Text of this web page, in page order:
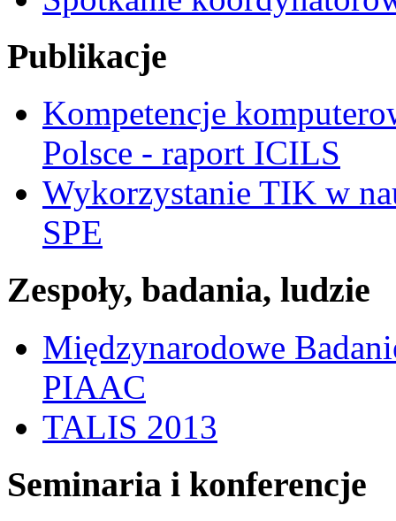
Publikacje
Kompetencje
Polsce - raport ICILS
Wykorzystanie TIK w
SPE
Zespoły, badania, ludzie
Międzynarodowe
PIAAC
TALIS 2013
Seminaria i konferencje